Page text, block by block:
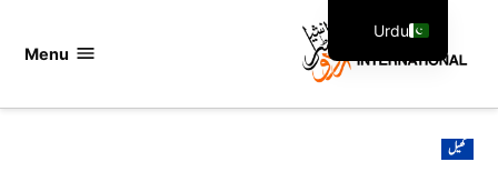
Menu
POSTED
IN
کھیل
Urdu
English